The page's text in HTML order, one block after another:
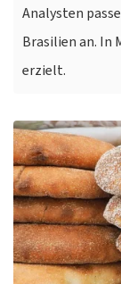
Analysten
Brasilien an. In
erzielt.